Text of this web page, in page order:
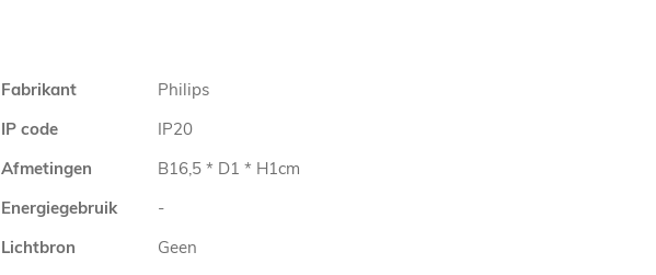
Meer
Fabrikant
Philips
IP code
IP20
Afmetingen
B16,5 * D1 * H1cm
Energiegebruik
-
Lichtbron
Geen